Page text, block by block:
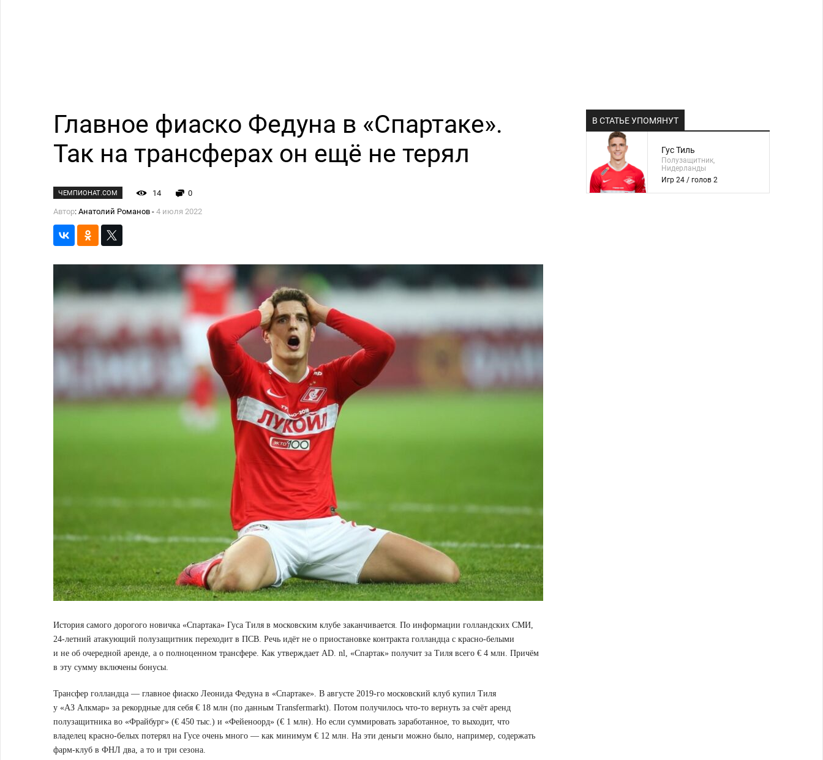
Главное фиаско Федуна в «Спартаке».
Так на трансферах он ещё не терял
ЧЕМПИОНАТ.COM 14
0
Автор: Анатолий Романов - 4 июля 2022
История самого дорогого новичка «Спартака» Гуса Тиля в московским клубе заканчивается. По информации голландских СМИ,
24-летний атакующий полузащитник переходит в ПСВ. Речь идёт не о приостановке контракта голландца с красно-белыми
и не об очередной аренде, а о полноценном трансфере. Как утверждает AD. nl, «Спартак» получит за Тиля всего € 4 млн. Причём
в эту сумму включены бонусы.
Трансфер голландца — главное фиаско Леонида Федуна в «Спартаке». В августе 2019-го московский клуб купил Тиля
у «АЗ Алкмар» за рекордные для себя € 18 млн (по данным Transfermarkt). Потом получилось что-то вернуть за счёт аренд
полузащитника во «Фрайбург» (€ 450 тыс.) и «Фейеноорд» (€ 1 млн). Но если суммировать заработанное, то выходит, что
владелец красно-белых потерял на Гусе очень много — как минимум € 12 млн. На эти деньги можно было, например, содержать
фарм-клуб в ФНЛ два, а то и три сезона.
В СТАТЬЕ УПОМЯНУТ
Гус Тиль
Полузащитник,
Нидерланды
Игр 24 / голов 2